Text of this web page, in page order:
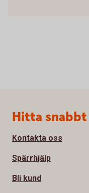
Sidfot
Hitta snabbt
Kontakta oss
Spärrhjälp
Bli kund